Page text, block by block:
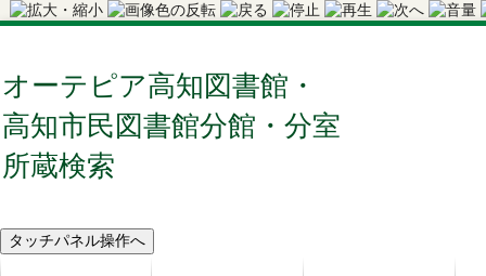
オーテピア高知図書館・
高知市民図書館分館・分室
所蔵検索